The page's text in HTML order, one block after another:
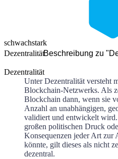
schwachstark
DezentralitätBeschreibung zu
Dezentralität
Unter Dezentralität versteht
Blockchain-Netzwerks. Als
Blockchain dann, wenn sie
Anzahl an unabhängigen,
validiert und entwickelt
großen politischen Druck
Konsequenzen jeder Art zur
könnte, gilt dieses als nicht
dezentral.